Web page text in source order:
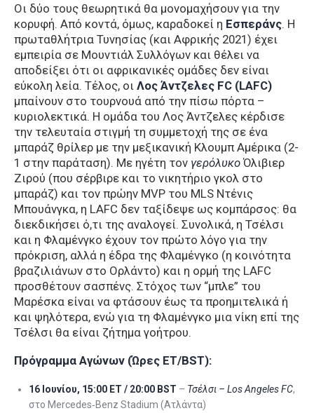
Οι δύο τους θεωρητικά θα μονομαχήσουν για την
κορυφή. Από κοντά, όμως, καραδοκεί η Εσπεράνς. Η
πρωταθλήτρια Τυνησίας (και Αφρικής 2021) έχει
εμπειρία σε Μουντιάλ Συλλόγων και θέλει να
αποδείξει ότι οι αφρικανικές ομάδες δεν είναι
εύκολη λεία. Τέλος, οι Λος Άντζελες FC (LAFC)
μπαίνουν στο τουρνουά από την πίσω πόρτα –
κυριολεκτικά. Η ομάδα του Λος Άντζελες κέρδισε
την τελευταία στιγμή τη συμμετοχή της σε ένα
μπαράζ θρίλερ με την μεξικανική Κλουμπ Αμέρικα (2-
1 στην παράταση). Με ηγέτη τον γερόλυκο Όλιβιερ
Ζιρού (που σέρβιρε και το νικητήριο γκολ στο
μπαράζ) και τον πρώην MVP του MLS Ντένις
Μπουάνγκα, η LAFC δεν ταξίδεψε ως κομπάρσος: θα
διεκδικήσει ό,τι της αναλογεί. Συνολικά, η Τσέλσι
και η Φλαμένγκο έχουν τον πρώτο λόγο για την
πρόκριση, αλλά η έδρα της Φλαμένγκο (η κοινότητα
βραζιλιάνων στο Ορλάντο) και η ορμή της LAFC
προσθέτουν σασπένς. Στόχος των “μπλε” του
Μαρέσκα είναι να φτάσουν έως τα προημιτελικά ή
και ψηλότερα, ενώ για τη Φλαμένγκο μια νίκη επί της
Τσέλσι θα είναι ζήτημα γοήτρου.
Πρόγραμμα Αγώνων (Ώρες ET/BST):
16 Ιουνίου, 15:00 ET / 20:00 BST – Τσέλσι – Los Angeles FC,
στο Mercedes‑Benz Stadium (Ατλάντα)